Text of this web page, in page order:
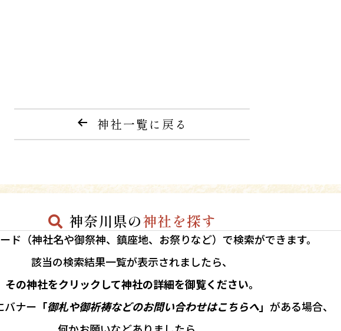
神社一覧に戻る
神奈川県の神社を探す
ド（神社名や御祭神、鎮座地、お祭りなど）で検索ができます。
該当の検索結果一覧が表示されましたら、
その神社をクリックして神社の詳細を御覧ください。
ナー 「御札や御祈祷などのお問い合わせはこちらへ」 がある場合、